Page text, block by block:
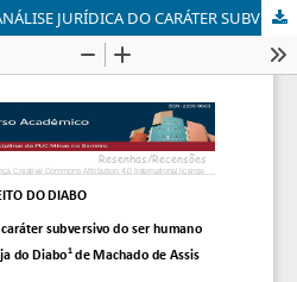
DIREITO DO DIABO UMA ANÁLISE JURÍDICA DO CARÁTER SUBVERSIVO DO SER HUMANO A PARTIR DO CONTO A IGREJA DO DIABO DE MACHADO DE ASSIS